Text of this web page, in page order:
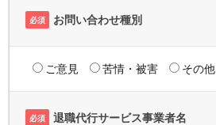
必須 お問い合わせ種別
ご意見 苦情・被害 その他
必須 退職代行サービス事業者名